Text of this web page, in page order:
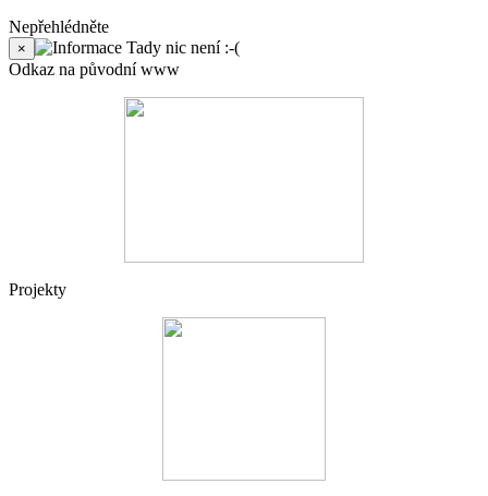
Nepřehlédněte
×
Tady nic není :-(
Odkaz na původní www
Projekty